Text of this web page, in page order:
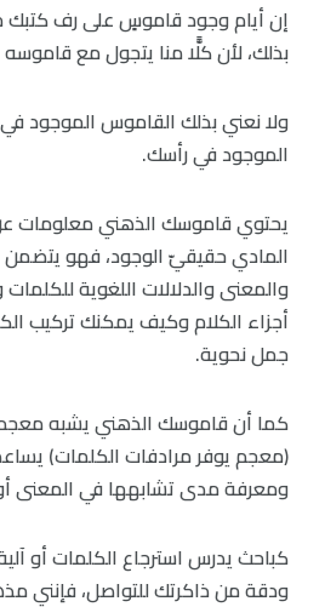
إن أيام وجود قاموسٍ على رف
بذلك، لأن كلًّا منا يتجول مع
ولا نعني بذلك القاموس الموجود
الموجود في رأسك.
يحتوي قاموسك الذهني معلومات
المادي حقيقيّ الوجود، فهو يتضمن
والمعنى والدلالات اللغوية
أجزاء الكلام وكيف يمكنك تركيب
جمل نحوية.
(معجم يوفر مرادفات الكلمات)
ومعرفة مدى تشابهها في المعنى
كباحث يدرس استرجاع الكلمات أو
ودقة من ذاكرتك للتواصل، فإنني